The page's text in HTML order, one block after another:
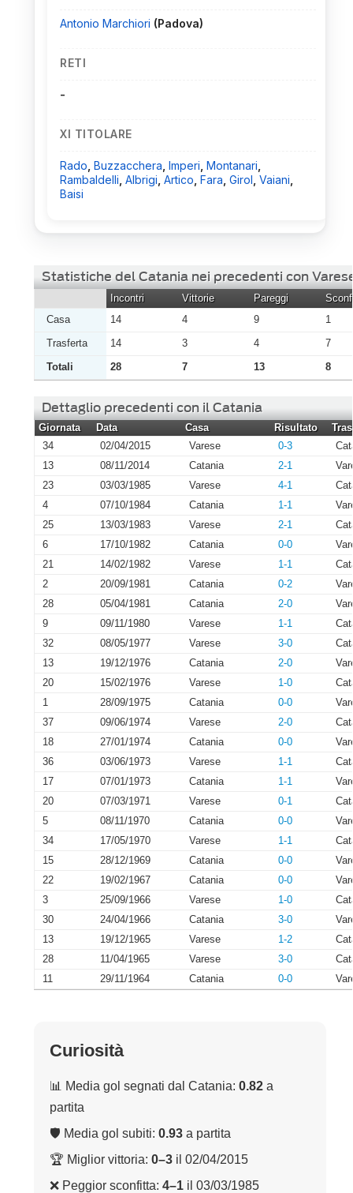
Antonio Marchiori (Padova)
RETI
-
XI TITOLARE
Rado Buzzacchera Imperi Montanari
Rambaldelli Albrigi Artico Fara Girol Vaiani
Baisi
Statistiche del Catania nei precedenti con
Incontri Vittorie Pareggi
Casa
14 4 9
1
Trasferta
14 3 4
7
Totali
28 7 13 8
Dettaglio precedenti con il Catania
Giornata Data Casa Risultato
34
02/04/2015 Varese 0-3
13
08/11/2014 Catania 2-1
23
03/03/1985 Varese 4-1
4
07/10/1984 Catania 1-1
25
13/03/1983 Varese 2-1
6
17/10/1982 Catania 0-0
21
14/02/1982 Varese 1-1
2
20/09/1981 Catania 0-2
28
05/04/1981 Catania 2-0
9
09/11/1980 Varese 1-1
32
08/05/1977 Varese 3-0
13
19/12/1976 Catania 2-0
20
15/02/1976 Varese 1-0
1
28/09/1975 Catania 0-0
37
09/06/1974 Varese 2-0
18
27/01/1974 Catania 0-0
36
03/06/1973 Varese 1-1
17
07/01/1973 Catania 1-1
20
07/03/1971 Varese 0-1
5
08/11/1970 Catania 0-0
34
17/05/1970 Varese 1-1
15
28/12/1969 Catania 0-0
22
19/02/1967 Catania 0-0
3
25/09/1966 Varese 1-0
30
24/04/1966 Catania 3-0
13
19/12/1965 Varese 1-2
28
11/04/1965 Varese 3-0
11
29/11/1964 Catania 0-0
Curiosità
📊 Media gol segnati dal Catania: 0.82 a
partita
🛡 Media gol subiti: 0.93 a partita
🏆 Miglior vittoria: 0–3 il 02/04/2015
❌ Peggior sconfitta: 4–1 il 03/03/1985